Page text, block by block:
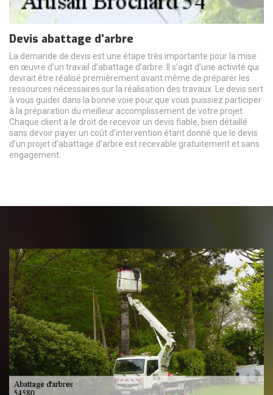
Devis abattage d’arbre
La demande de devis est une étape très importante pour la mise
en œuvre d’un travail d’abattage d’arbre. Il s’agit d’une activité qui
devrait être réalisé premièrement avant même de préparer les
ressources nécessaires sur la réalisation des travaux. Le devis sert
à vous guider dans la bonne voie pour que vous puissiez participer
à la préparation du meilleur accomplissement de votre projet.
Chaque client a le droit de recevoir un devis fiable, bien détaillé
sans devoir payer un coût d’intervention étant donné que le devis
d’un projet d’abattage d’arbre est recevable gratuitement et sans
engagement.